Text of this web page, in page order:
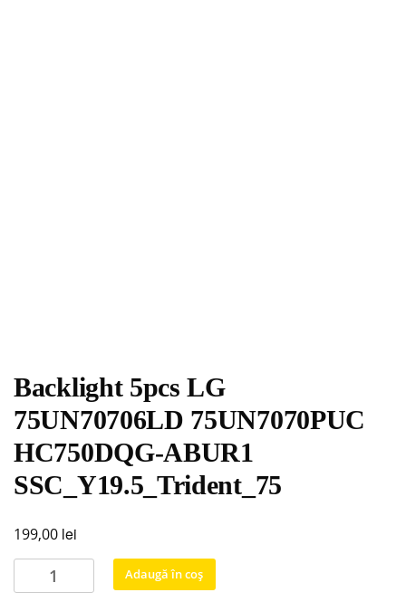
Backlight 5pcs LG
75UN70706LD 75UN7070PUC
HC750DQG-ABUR1
SSC_Y19.5_Trident_75
199,00 lei
Cantitate
Backlight
Adaugă în coș